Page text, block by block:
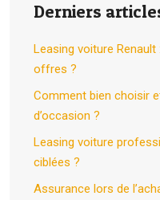
Derniers
Leasing voiture
offres ?
Comment bien choisir
d’occasion ?
Leasing voiture
ciblées ?
Assurance lors de